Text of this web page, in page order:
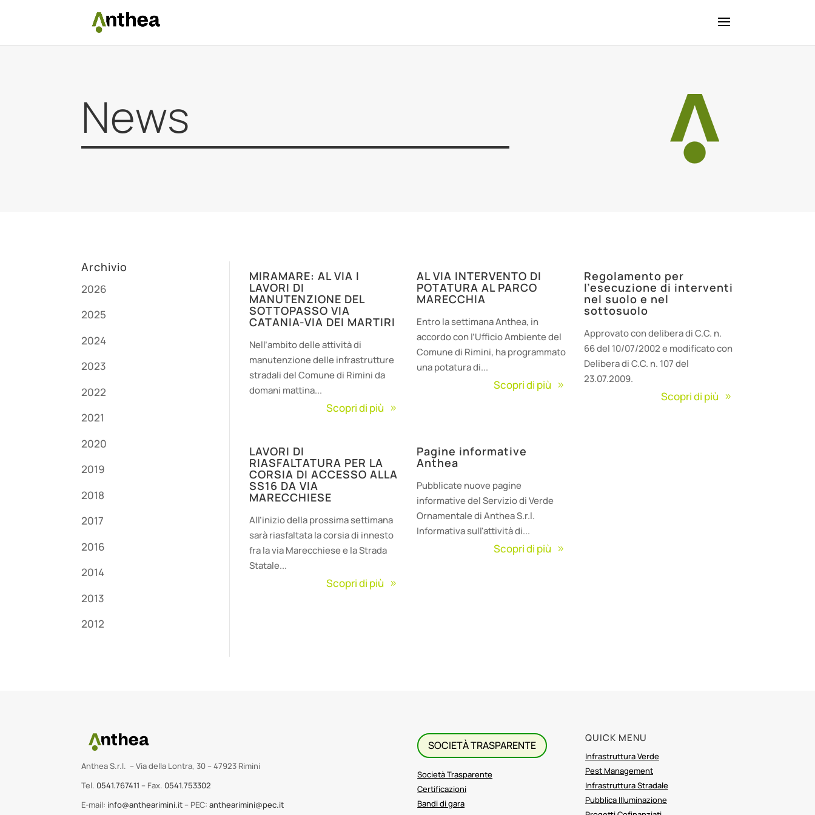
News
Archivio
2026
2025
2024
2023
2022
2021
2020
2019
2018
2017
2016
2014
2013
2012
MIRAMARE: AL VIA I
LAVORI DI
MANUTENZIONE DEL
SOTTOPASSO VIA
CATANIA-VIA DEI MARTIRI
Nell’ambito delle attività di
manutenzione delle infrastrutture
stradali del Comune di Rimini da
domani mattina...
Scopri di più
AL VIA INTERVENTO DI
POTATURA AL PARCO
MARECCHIA
Entro la settimana Anthea, in
accordo con l’Ufficio Ambiente del
Comune di Rimini, ha programmato
una potatura di...
Scopri di più
Regolamento per
l’esecuzione di interventi
nel suolo e nel
sottosuolo
Approvato con delibera di C.C. n.
66 del 10/07/2002 e modificato con
Delibera di C.C. n. 107 del
23.07.2009.
Scopri di più
LAVORI DI
RIASFALTATURA PER LA
CORSIA DI ACCESSO ALLA
SS16 DA VIA
MARECCHIESE
All’inizio della prossima settimana
sarà riasfaltata la corsia di innesto
fra la via Marecchiese e la Strada
Statale...
Scopri di più
Pagine informative
Anthea
Pubblicate nuove pagine
informative del Servizio di Verde
Ornamentale di Anthea S.r.l.
Informativa sull'attività di...
Scopri di più
Anthea S.r.l. – Via della Lontra, 30 – 47923 Rimini
Tel. 0541.767411 – Fax. 0541.753302
E-mail: info@anthearimini.it – PEC:anthearimini@pec.it
SOCIETÀ TRASPARENTE
Società Trasparente
Certificazioni
Bandi di gara
QUICK MENU
Infrastruttura Verde
Pest Management
Infrastruttura Stradale
Pubblica Illuminazione